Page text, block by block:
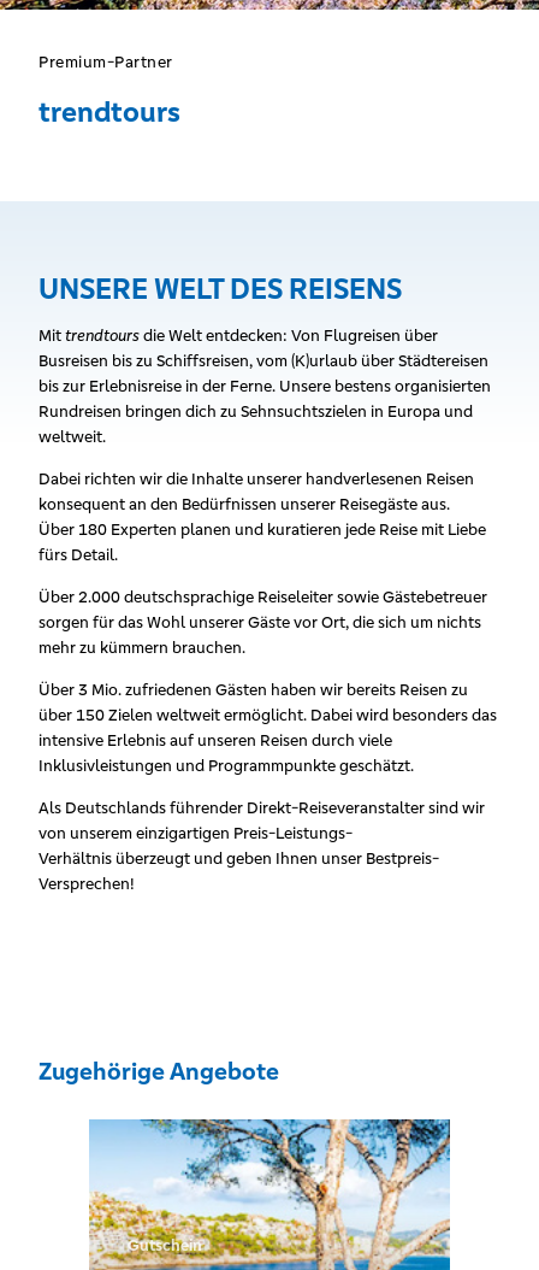
Premium-Partner
trendtours
UNSERE WELT DES REISENS
Mittrendtoursdie Welt entdecken: Von Flugreisen über
Busreisen bis zu Schiffsreisen, vom (K)urlaub über Städtereisen
bis zur Erlebnisreise in der Ferne. Unsere bestens organisierten
Rundreisen bringen dich zu Sehnsuchtszielen in Europa und
weltweit.
Dabei richten wir die Inhalte unserer handverlesenen Reisen
konsequent an den Bedürfnissen unserer Reisegäste aus.
Über 180 Experten planen und kuratieren jede Reise mit Liebe
fürs Detail.
Über 2.000 deutschsprachige Reiseleiter sowie Gästebetreuer
sorgen für das Wohl unserer Gäste vor Ort, die sich um nichts
mehr zu kümmern brauchen.
Über 3 Mio. zufriedenen Gästen haben wir bereits Reisen zu
über 150 Zielen weltweit ermöglicht. Dabei wird besonders das
intensive Erlebnis auf unseren Reisen durch viele
Inklusivleistungen und Programmpunkte geschätzt.
Als Deutschlands führender Direkt-Reiseveranstalter sind wir
von unserem einzigartigen Preis-Leistungs-
Verhältnis überzeugt und geben Ihnen unser Bestpreis-
Versprechen!
Zugehörige Angebote
Gutschein